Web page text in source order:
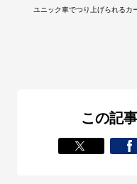
ユニック車でつり上げられるカ
この記